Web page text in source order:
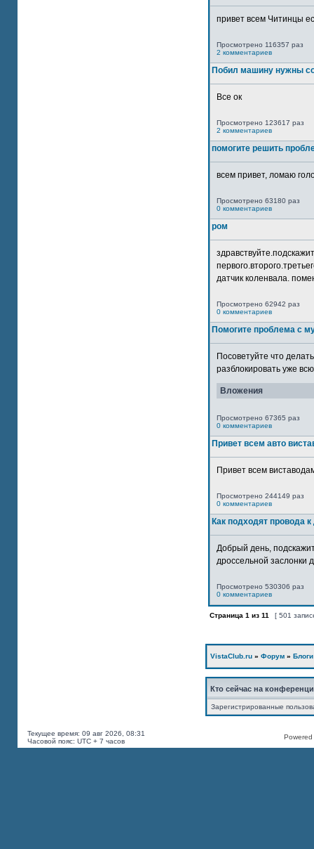
привет всем Читинцы
Просмотрено 116357 раз
2 комментариев
Побил машину нужны
Все ок
Просмотрено 123617 раз
2 комментариев
помогите решить
всем привет, ломаю
Просмотрено 63180 раз
0 комментариев
ром
датчик коленвала.
Просмотрено 62942 раз
0 комментариев
Помогите проблема с
Посоветуйте что
разблокировать уже
Вложения
Просмотрено 67365 раз
0 комментариев
Привет всем авто
Привет всем
Просмотрено 244149 раз
0 комментариев
Как подходят провода
Добрый день,
дроссельной заслонки
Просмотрено 530306 раз
0 комментариев
Страница 1 из 11 [ 501
VistaClub.ru » Форум » Блоги
Кто сейчас на
Зарегистрированные
Текущее время: 09 авг 2026, 08:31
Часовой пояс: UTC + 7 часов